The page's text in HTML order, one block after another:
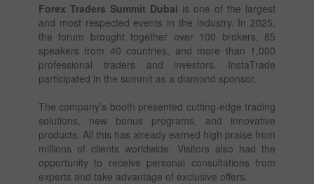
Forex Traders Summit Dubai is one of the largest
and most respected events in the industry. In 2025,
the forum brought together over 100 brokers, 85
speakers from 40 countries, and more than 1,000
professional traders and investors. InstaTrade
participated in the summit as a diamond sponsor.
The company’s booth presented cutting-edge trading
solutions, new bonus programs, and innovative
products. All this has already earned high praise from
millions of clients worldwide. Visitors also had the
opportunity to receive personal consultations from
experts and take advantage of exclusive offers.